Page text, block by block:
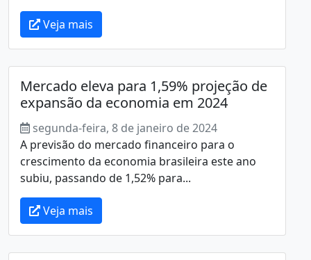
Veja mais
Mercado eleva para 1,59% projeção de
expansão da economia em 2024
segunda-feira, 8 de janeiro de 2024
A previsão do mercado financeiro para o
crescimento da economia brasileira este ano
subiu, passando de 1,52% para...
Veja mais